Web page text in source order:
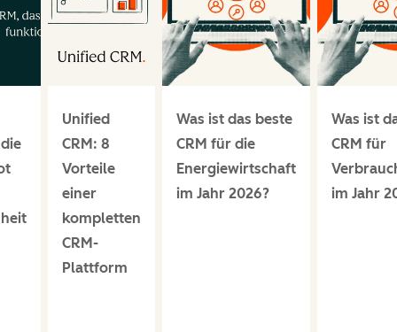
Unified
CRM: 8
Vorteile
einer
kompletten
CRM-
Plattform
Was ist das beste
CRM für die
Energiewirtschaft
im Jahr 2026?
Was ist
CRM für
im Jahr